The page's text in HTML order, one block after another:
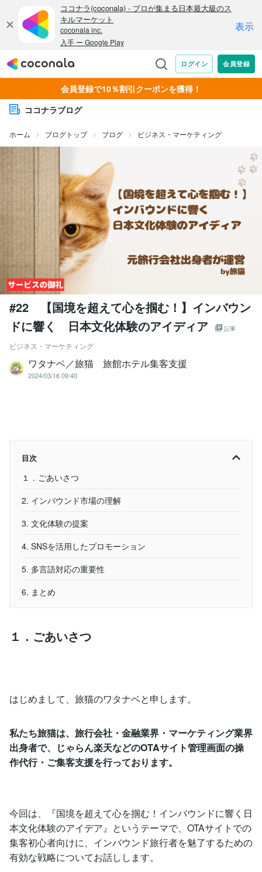
会員登録で10％割引クーポンを獲得！
ココナラブログ
ホーム ブログトップ ブログ ビジネス・マーケティング
#22 【国境を超えて心を掴む！】インバウン
ドに響く 日本文化体験のアイディア
記事
ビジネス・マーケティング
ワタナベ／旅猫 旅館ホテル集客支援
2024/03/16 09:40
目次
１．ごあいさつ
2. インバウンド市場の理解
3. 文化体験の提案
4. SNSを活用したプロモーション
5. 多言語対応の重要性
6. まとめ
１．ごあいさつ
はじめまして、旅猫のワタナベと申します。
私たち旅猫は、旅行会社・金融業界・マーケティング業界
出身者で、じゃらん楽天などのOTAサイト管理画面の操
作代行・ご集客支援を行っております。
今回は、『国境を超えて心を掴む！インバウンドに響く日
本文化体験のアイデア』というテーマで、OTAサイトでの
集客初心者向けに、インバウンド旅行者を魅了するための
有効な戦略についてお話しします。